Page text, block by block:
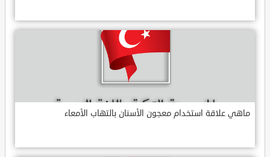
ماهي علاقة استخدام معجون الأسنان بالتهاب الأمعاء